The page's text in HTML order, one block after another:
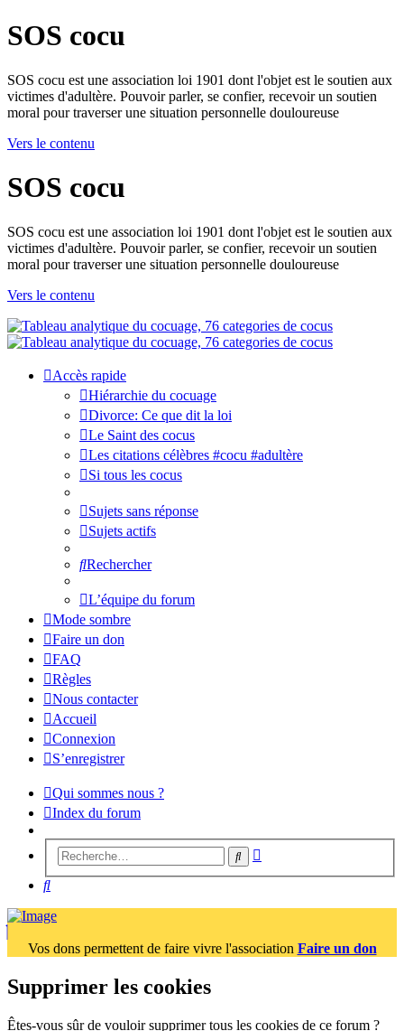
SOS cocu
SOS cocu est une association loi 1901 dont l'objet est le soutien aux
victimes d'adultère. Pouvoir parler, se confier, recevoir un soutien
moral pour traverser une situation personnelle douloureuse
Vers le contenu
SOS cocu
SOS cocu est une association loi 1901 dont l'objet est le soutien aux
victimes d'adultère. Pouvoir parler, se confier, recevoir un soutien
moral pour traverser une situation personnelle douloureuse
Vers le contenu
Accès rapide
Hiérarchie du cocuage
Divorce: Ce que dit la loi
Le Saint des cocus
Les citations célèbres #cocu #adultère
Si tous les cocus
Sujets sans réponse
Sujets actifs
Rechercher
L’équipe du forum
Mode sombre
Faire un don
FAQ
Règles
Nous contacter
Accueil
Connexion
S’enregistrer
Qui sommes nous ?
Index du forum
Rechercher
Rechercher
Vos dons permettent de faire vivre l'association Faire un don
Supprimer les cookies
Êtes-vous sûr de vouloir supprimer tous les cookies de ce forum ?